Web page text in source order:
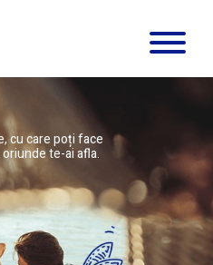
cu care poți face
te-ai afla.